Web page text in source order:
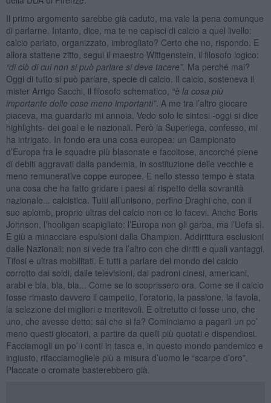
Il primo argomento sarebbe già caduto, ma vale la pena comunque
di parlarne. Intanto, dice, ma te ne capisci di calcio a quel livello:
calcio parlato, organizzato, imbrogliato? Certo che no, rispondo. E
allora stattene zitto, segui il maestro Wittgenstein, il filosofo logico:
“di ciò di cui non si può parlare si deve tacere”. Ma perché mai?
Oggi di tutto si può parlare, specie di calcio. Il calcio, sosteneva il
mister Arrigo Sacchi, il filosofo schematico, “è la cosa più
importante delle cose meno importanti”. A me tra l’altro giocare
piaceva, ma guardarlo mi annoia. Vedo solo le sintesi -oggi si dice
highlights- dei goal e le nazionali. Però la Superlega, confesso, mi
ha intrigato. In fondo era una cosa europea: un Campionato
d’Europa fra le squadre più blasonate e facoltose, ancorché piene
di debiti aggravati dalla pandemia, in sostituzione delle vecchie e
meno remunerative coppe europee. E nello stesso tempo è stata
una cosa che ha fatto gridare i paesi al rispetto della sovranità
nazionale... calcistica. Tutti all’unisono, perfino Draghi che, con il
suo aplomb, proprio ultras del calcio non ce lo facevi. Anche Boris
Johnson, l’hooligan scapigliato: l’Europa non gli garba, ma l’Uefa sì.
E giù a minacciare espulsioni dalla Champion. Addirittura esclusioni
dalle Nazionali: non si vede tra l’altro con che diritti e quali vantaggi.
Tifosi e ultras mobilitati. E tutti a parlare del mondo del calcio
corrotto dai soldi, dalle televisioni, dai padroni cinesi, americani,
arabi e bla, bla, bla... Come se lo scoprissero ora. Come se il calcio
fosse rimasto davvero il campetto, l’oratorio, la passione, la favola,
la selezione dei migliori e meritevoli. E oltretutto ci fosse uno, che
uno, che avesse detto: sai che si fa? Cominciamo a pagarli un po’
meno questi giocatori, a partire da quelli più quotati e dispendiosi.
Facciamogli un po’ i conti in tasca e, in questo mondo pandemico e
ingiusto, rifacciamogliele più a misura d’uomo le “scarpe d’oro”.
Placcate o cromate basterebbero già.